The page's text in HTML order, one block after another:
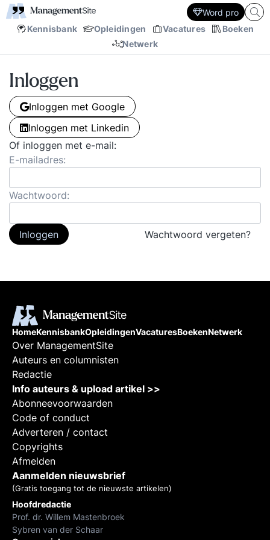
Kennisbank Opleidingen Vacatures
Boeken
Netwerk
Word pro
Inloggen
Inloggen met Google
Inloggen met Linkedin
Of inloggen met e-mail:
E-mailadres:
Wachtwoord:
Inloggen Wachtwoord vergeten?
HomeKennisbankOpleidingenVacaturesBoekenNetwerk
Over ManagementSite
Auteurs en columnisten
Redactie
Info auteurs & upload artikel >>
Abonneevoorwaarden
Code of conduct
Adverteren / contact
Copyrights
Afmelden
Aanmelden nieuwsbrief
(Gratis toegang tot de nieuwste artikelen)
Hoofdredactie
Prof. dr. Willem Mastenbroek
Sybren van der Schaar